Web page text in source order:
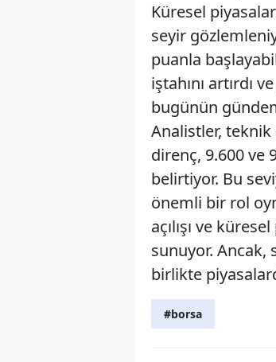
Küresel
seyir
puanla
iştahını artırdı
bugünün
Analistler, teknik
direnç, 9.600 ve
belirtiyor. Bu
önemli bir rol
açılışı ve
sunuyor. Ancak,
birlikte
#borsa